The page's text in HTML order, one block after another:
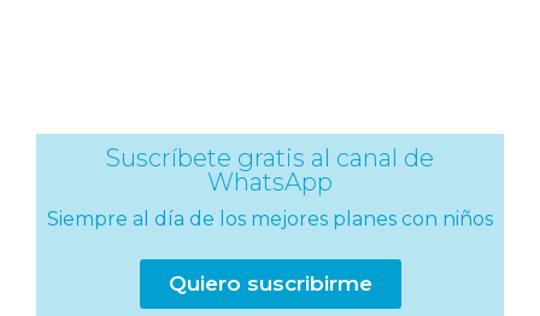
Suscríbete gratis al canal de
WhatsApp
Siempre al día de los mejores planes con niños
Quiero suscribirme